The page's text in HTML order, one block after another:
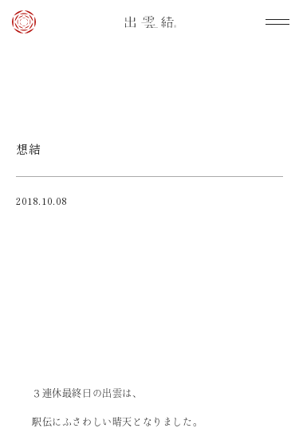
想結
2018.10.08
３連休最終日の出雲は、
駅伝にふさわしい晴天となりました。